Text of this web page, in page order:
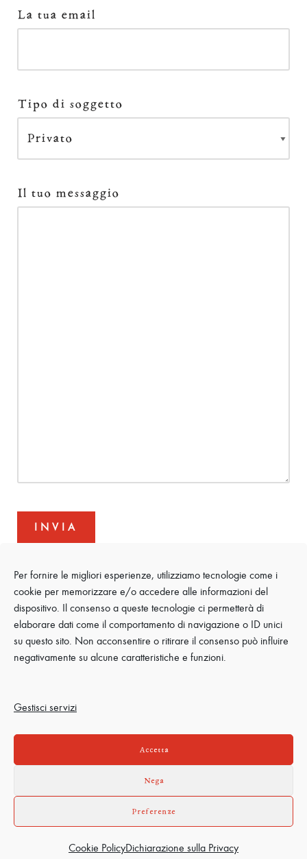
Per fornire le migliori esperienze, utilizziamo tecnologie come i
cookie per memorizzare e/o accedere alle informazioni del
dispositivo. Il consenso a queste tecnologie ci permetterà di
elaborare dati come il comportamento di navigazione o ID unici
su questo sito. Non acconsentire o ritirare il consenso può influire
negativamente su alcune caratteristiche e funzioni.
Gestisci servizi
Accetta
Nega
Preferenze
Cookie PolicyDichiarazione sulla Privacy
La tua email
Tipo di soggetto
Il tuo messaggio
LINGUA:
IT
© 2026 TENUTA BUON TEMPO
ALL RIGHT RESERVED
ISCRIVITI
ALLA NEWSLETTER